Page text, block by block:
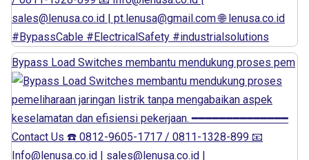
Bypass Load Switches membantu mendukung proses pem